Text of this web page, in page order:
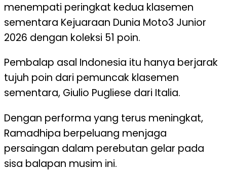
menempati peringkat kedua klasemen
sementara Kejuaraan Dunia Moto3 Junior
2026 dengan koleksi 51 poin.
Pembalap asal Indonesia itu hanya berjarak
tujuh poin dari pemuncak klasemen
sementara, Giulio Pugliese dari Italia.
Dengan performa yang terus meningkat,
Ramadhipa berpeluang menjaga
persaingan dalam perebutan gelar pada
sisa balapan musim ini.